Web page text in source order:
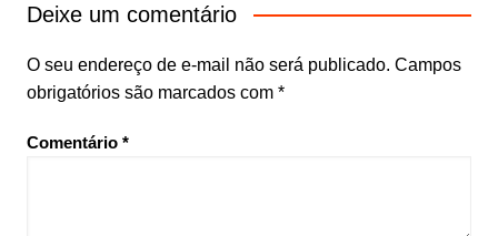
Deixe um comentário
O seu endereço de e-mail não será publicado. Campos
obrigatórios são marcados com *
Comentário *